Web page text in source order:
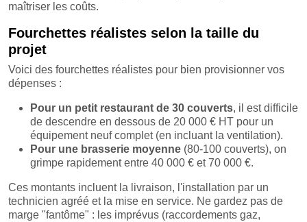
maîtriser les coûts.
Fourchettes réalistes selon la taille du
projet
Voici des fourchettes réalistes pour bien provisionner vos
dépenses :
Pour un petit restaurant de 30 couverts, il est difficile
de descendre en dessous de 20 000 € HT pour un
équipement neuf complet (en incluant la ventilation).
Pour une brasserie moyenne (80-100 couverts), on
grimpe rapidement entre 40 000 € et 70 000 €.
Ces montants incluent la livraison, l'installation par un
technicien agréé et la mise en service. Ne gardez pas de
marge "fantôme" : les imprévus (raccordements gaz,